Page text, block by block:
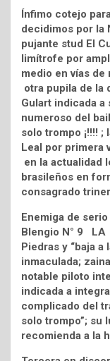
Ínfimo cotejo
decidimos por
pujante stud El
limítrofe por
medio en vías
otra pupila de la
Gulart indicada a
numeroso del
solo trompo ¡!!!!
Leal por primera
en la actualidad
brasileños en
consagrado
Enemiga de
Blengio N° 9 LA
Piedras y “baja
inmaculada;
notable piloto
indicada a
complicado del
solo trompo”;
recomienda a la